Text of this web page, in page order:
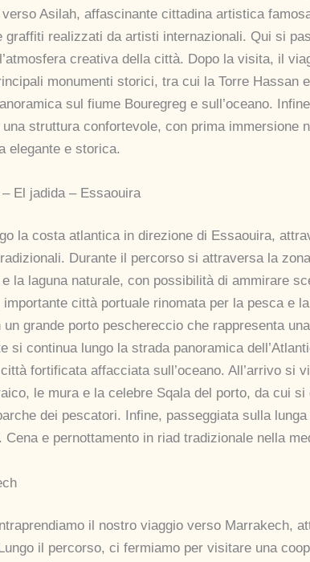
Asilah, affascinante cittadina artistica
graffiti realizzati da artisti internazionali. Qui si
creativa della città. Dopo la visita, il
monumenti storici, tra cui la Torre Hassan
sul fiume Bouregreg e sull’oceano.
struttura confortevole, con prima immersione
elegante e storica.
El jadida – Essaouira
la costa atlantica in direzione di Essaouira,
Durante il percorso si attraversa la
la laguna naturale, con possibilità di ammirare
importante città portuale rinomata per la pesca e
grande porto peschereccio che rappresenta
si continua lungo la strada panoramica
fortificata affacciata sull’oceano. All’arrivo si
le mura e la celebre Sqala del porto, da cui si
dei pescatori. Infine, passeggiata sulla
e pernottamento in riad tradizionale nella
il nostro viaggio verso Marrakech,
il percorso, ci fermiamo per visitare una